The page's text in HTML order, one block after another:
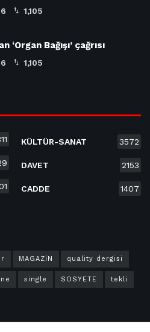
1,105
‘Organ Bağışı’ çağrısı
1,105
KÜLTÜR-SANAT 3572
DAVET 2153
CADDE 1407
MAGAZİN quality dergisi
single SOSYETE tekli